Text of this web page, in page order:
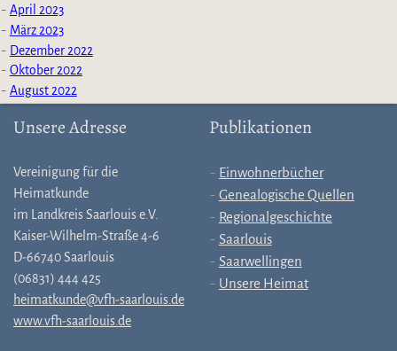
April 2023
März 2023
Dezember 2022
Oktober 2022
August 2022
Unsere Adresse
Vereinigung für die
Heimatkunde
im Landkreis Saarlouis e.V.
Kaiser-Wilhelm-Straße 4-6
D-66740 Saarlouis
(06831) 444 425
heimatkunde@vfh-saarlouis.de
www.vfh-saarlouis.de
Publikationen
Einwohnerbücher
Genealogische Quellen
Regionalgeschichte
Saarlouis
Saarwellingen
Unsere Heimat